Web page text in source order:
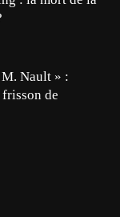
Nault » :
de